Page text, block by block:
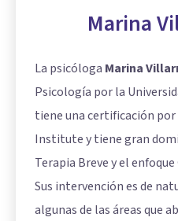
Marina
La psicóloga Marina
Psicología por la
tiene una certificación por
Institute y tiene gran
Terapia Breve y el
Sus intervención es de
algunas de las áreas que